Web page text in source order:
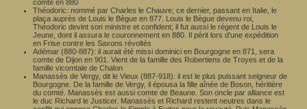
comté en 880
Théodoric: nommé par Charles le Chauve; ce dernier, passant en Italie, le
plaça auprès de Louis le Bègue en 877. Louis le Bègue devenu roi,
Théodoric devint son ministre et confident; il fut aussi le régent de Louis le
Jeune, dont il assura le couronnement en 880. Il périt lors d'une expédition
en Frise contre les Saxons révoltés
Adémar (880-887): il aurait été missi dominici en Bourgogne en 871, sera
comte de Dijon en 901. Vient de la famille des Robertiens de Troyes et de la
famille vicomtale de Chalon
Manassès de Vergy, dit le Vieux (887-918): il est le plus puissant seigneur de
Bourgogne. De la famille de Vergy, il épousa la fille aînée de Boson, héritière
du comté. Manassès est aussi comte de Beaune. Son oncle par alliance est
le duc Richard le Justicer. Manassès et Richard restent neutres dans le